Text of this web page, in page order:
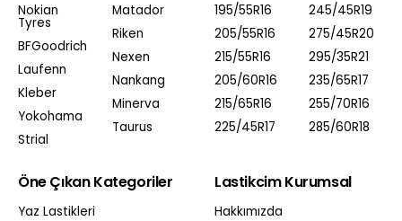
Nokian
Tyres
BFGoodrich
Laufenn
Kleber
Yokohama
Strial
Matador
Riken
Nexen
Nankang
Minerva
Taurus
195/55R16
205/55R16
215/55R16
205/60R16
215/65R16
225/45R17
245/45R19
275/45R20
295/35R21
235/65R17
255/70R16
285/60R18
Öne Çıkan Kategoriler
Yaz Lastikleri
Lastikcim Kurumsal
Hakkımızda